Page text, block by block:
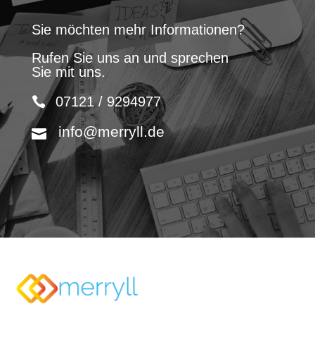
Sie möchten mehr Informationen?
Rufen Sie uns an und sprechen
Sie mit uns.
07121 / 9294977
info@merryll.de